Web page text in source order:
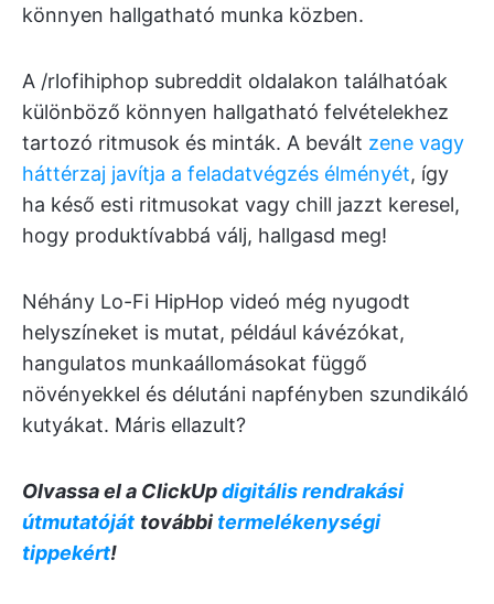
könnyen hallgatható munka közben.
A /rlofihiphop subreddit oldalakon találhatóak
különböző könnyen hallgatható felvételekhez
tartozó ritmusok és minták. A bevált zene vagy
háttérzaj javítja a feladatvégzés élményét, így
ha késő esti ritmusokat vagy chill jazzt keresel,
hogy produktívabbá válj, hallgasd meg!
Néhány Lo-Fi HipHop videó még nyugodt
helyszíneket is mutat, például kávézókat,
hangulatos munkaállomásokat függő
növényekkel és délutáni napfényben szundikáló
kutyákat. Máris ellazult?
Olvassa el a ClickUpdigitális rendrakási
útmutatóját további termelékenységi
tippekért!